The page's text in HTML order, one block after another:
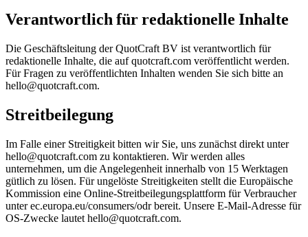
Verantwortlich für redaktionelle Inhalte
Die Geschäftsleitung der QuotCraft BV ist verantwortlich für
redaktionelle Inhalte, die auf quotcraft.com veröffentlicht werden.
Für Fragen zu veröffentlichten Inhalten wenden Sie sich bitte an
hello@quotcraft.com.
Streitbeilegung
Im Falle einer Streitigkeit bitten wir Sie, uns zunächst direkt unter
hello@quotcraft.com zu kontaktieren. Wir werden alles
unternehmen, um die Angelegenheit innerhalb von 15 Werktagen
gütlich zu lösen. Für ungelöste Streitigkeiten stellt die Europäische
Kommission eine Online-Streitbeilegungsplattform für Verbraucher
unter ec.europa.eu/consumers/odr bereit. Unsere E-Mail-Adresse für
OS-Zwecke lautet hello@quotcraft.com.